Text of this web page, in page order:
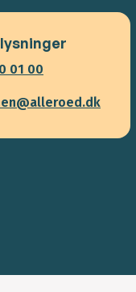
01 00